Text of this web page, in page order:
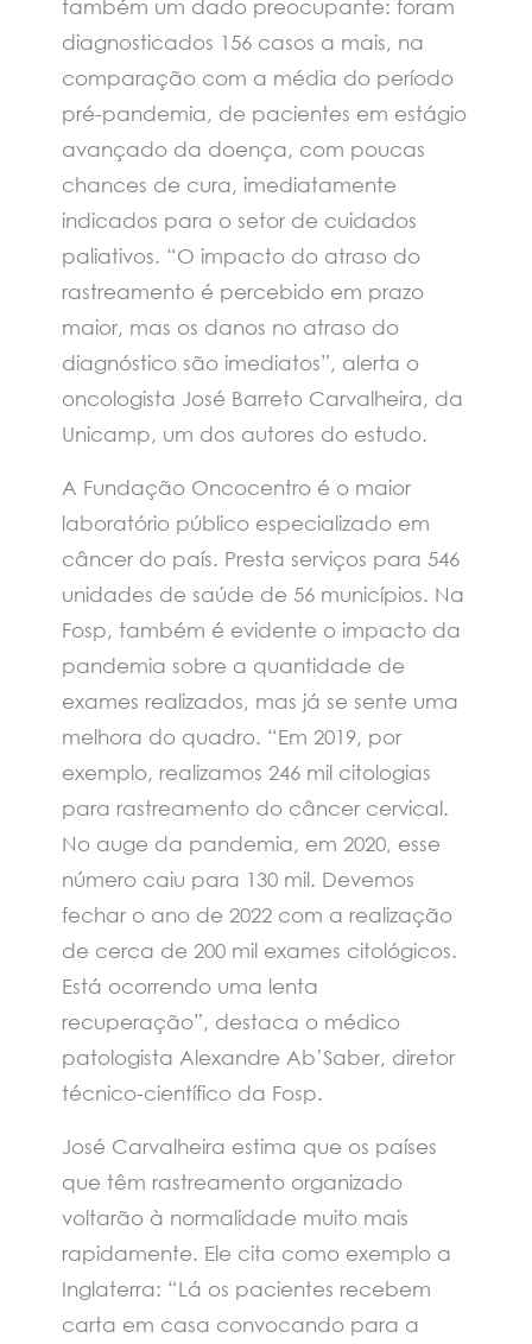
também um dado preocupante: foram
diagnosticados 156 casos a mais, na
comparação com a média do período
pré-pandemia, de pacientes em estágio
avançado da doença, com poucas
chances de cura, imediatamente
indicados para o setor de cuidados
paliativos. “O impacto do atraso do
rastreamento é percebido em prazo
maior, mas os danos no atraso do
diagnóstico são imediatos”, alerta o
oncologista José Barreto Carvalheira, da
Unicamp, um dos autores do estudo.
A Fundação Oncocentro é o maior
laboratório público especializado em
câncer do país. Presta serviços para 546
unidades de saúde de 56 municípios. Na
Fosp, também é evidente o impacto da
pandemia sobre a quantidade de
exames realizados, mas já se sente uma
melhora do quadro. “Em 2019, por
exemplo, realizamos 246 mil citologias
para rastreamento do câncer cervical.
No auge da pandemia, em 2020, esse
número caiu para 130 mil. Devemos
fechar o ano de 2022 com a realização
de cerca de 200 mil exames citológicos.
Está ocorrendo uma lenta
recuperação”, destaca o médico
patologista Alexandre Ab’Saber, diretor
técnico-científico da Fosp.
José Carvalheira estima que os países
que têm rastreamento organizado
voltarão à normalidade muito mais
rapidamente. Ele cita como exemplo a
Inglaterra: “Lá os pacientes recebem
carta em casa convocando para a